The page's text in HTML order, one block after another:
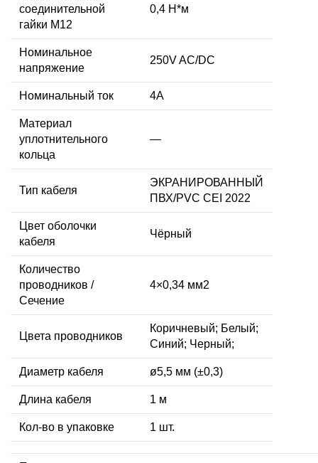
соединительной
гайки M12
0,4 Н*м
Номинальное
напряжение
250V AC/DC
Номинальный ток 4A
Материал
уплотнительного
кольца
—
Тип кабеля
ЭКРАНИРОВАННЫЙ
ПВХ/PVC CEI 2022
Цвет оболочки
кабеля
Чёрный
Количество
проводников /
Сечение
4×0,34 мм2
Цвета проводников
Коричневый; Белый;
Синий; Черный;
Диаметр кабеля ø5,5 мм (±0,3)
Длина кабеля 1 м
Кол-во в упаковке 1 шт.